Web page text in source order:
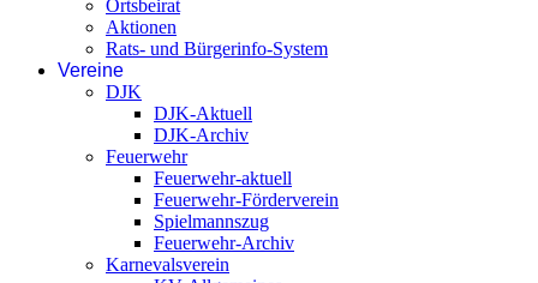
Ortsbeirat
Aktionen
Rats- und Bürgerinfo-System
Vereine
DJK
DJK-Aktuell
DJK-Archiv
Feuerwehr
Feuerwehr-aktuell
Feuerwehr-Förderverein
Spielmannszug
Feuerwehr-Archiv
Karnevalsverein